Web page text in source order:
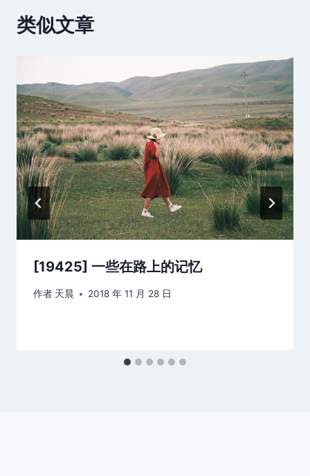
类似文章
[19425] 一些在路上的记忆
作者 天晨 2018 年 11 月 28 日